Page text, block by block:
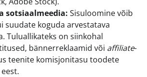
sotsiaalmeedia: Sisuloomine võib
suudate koguda arvestatava
Tuluallikateks on siinkohal
bännerreklaamid või affiliate-
teenite komisjonitasu toodete